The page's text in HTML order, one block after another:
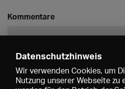
Kommentare
Datenschutzhinweis
Wir verwenden Cookies, um
Nutzung unserer Webseite zu